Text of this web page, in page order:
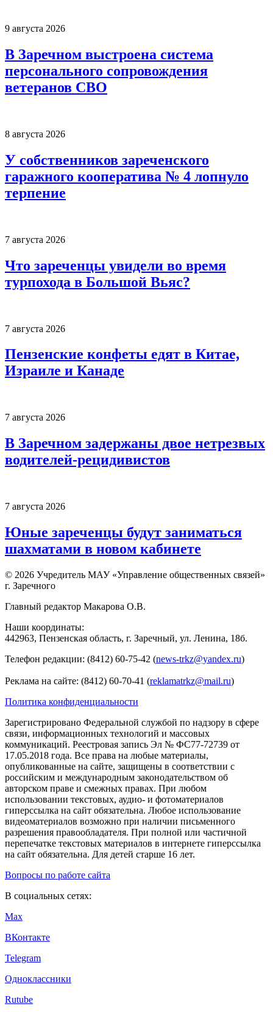
9 августа 2026
В Заречном выстроена система
персонального сопровождения
ветеранов СВО
8 августа 2026
У собственников зареченского
гаражного кооператива № 4 лопнуло
терпение
7 августа 2026
Что зареченцы увидели во время
турпохода в Большой Вьяс?
7 августа 2026
Пензенские конфеты едят в Китае,
Израиле и Канаде
7 августа 2026
В Заречном задержаны двое нетрезвых
водителей-рецидивистов
7 августа 2026
Юные зареченцы будут заниматься
шахматами в новом кабинете
© 2026 Учредитель МАУ «Управление общественных связей»
г. Заречного
Главный редактор Макарова О.В.
Наши координаты:
442963, Пензенская область, г. Заречный, ул. Ленина, 18б.
Телефон редакции: (8412) 60-75-42 (news-trkz@yandex.ru)
Реклама на сайте: (8412) 60-70-41 (reklamatrkz@mail.ru)
Политика конфиденциальности
Зарегистрировано Федеральной службой по надзору в сфере
связи, информационных технологий и массовых
коммуникаций. Реестровая запись Эл № ФС77-72739 от
17.05.2018 года. Все права на любые материалы,
опубликованные на сайте, защищены в соответствии с
российским и международным законодательством об
авторском праве и смежных правах. При любом
использовании текстовых, аудио- и фотоматериалов
гиперссылка на сайт обязательна. Любое использование
видеоматериалов возможно при наличии письменного
разрешения правообладателя. При полной или частичной
перепечатке текстовых материалов в интернете гиперссылка
на сайт обязательна. Для детей старше 16 лет.
Вопросы по работе сайта
В социальных сетях:
Max
ВКонтакте
Telegram
Одноклассники
Rutube